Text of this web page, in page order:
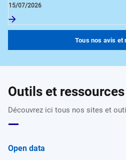
15/07/2026
Tous nos avis et
Outils et ressources
Découvrez ici tous nos sites et
Open data